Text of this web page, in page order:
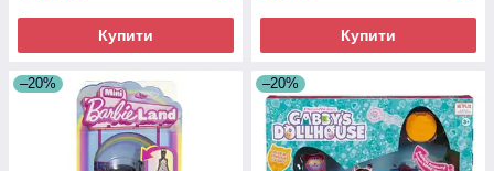
Купити Купити
–20% –20%